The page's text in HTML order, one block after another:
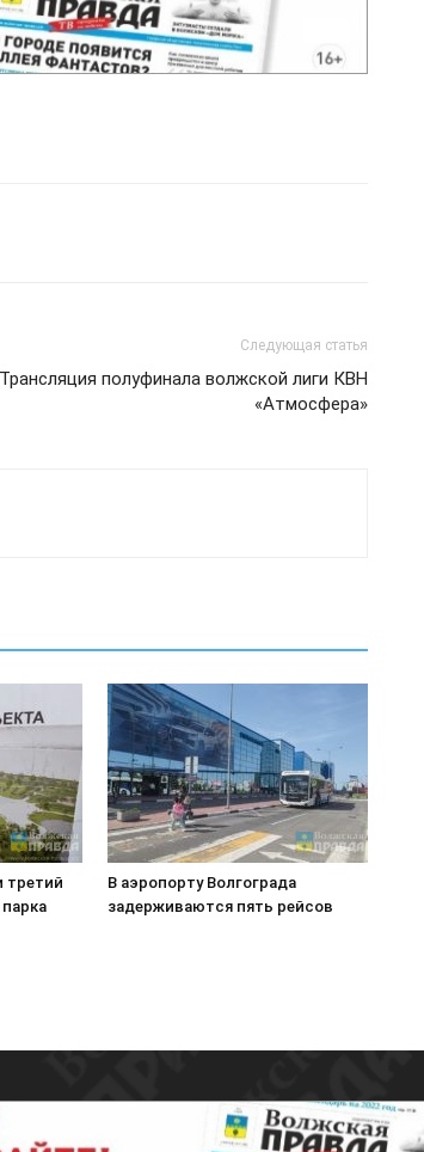
Следующая статья
Трансляция полуфинала волжской лиги КВН
«Атмосфера»
третий
В аэропорту Волгограда
задерживаются пять рейсов